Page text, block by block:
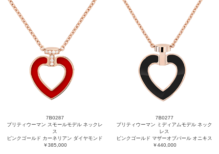
7B0287
プリティウーマン スモールモデル ネックレ
ス
ピンクゴールド カーネリアン ダイヤモンド
￥385,000
7B0277
プリティウーマン ミディアムモデル ネック
レス
ピンクゴールド マザーオブパール オニキス
￥440,000